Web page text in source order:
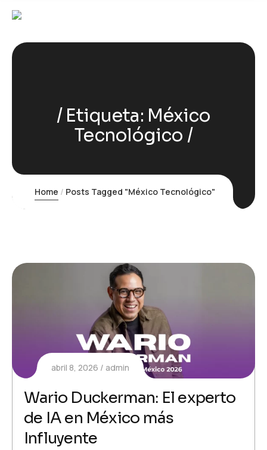
Etiqueta: México
Tecnológico
Home Posts Tagged "México Tecnológico"
abril 8, 2026 admin
Wario Duckerman: El experto
de IA en México más
Influyente